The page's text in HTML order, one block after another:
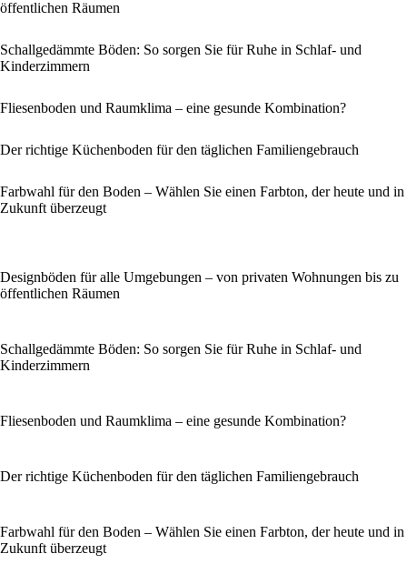
öffentlichen Räumen
Schallgedämmte Böden: So sorgen Sie für Ruhe in Schlaf- und
Kinderzimmern
Fliesenboden und Raumklima – eine gesunde Kombination?
Der richtige Küchenboden für den täglichen Familiengebrauch
Farbwahl für den Boden – Wählen Sie einen Farbton, der heute und in
Zukunft überzeugt
Designböden für alle Umgebungen – von privaten Wohnungen bis zu
öffentlichen Räumen
Schallgedämmte Böden: So sorgen Sie für Ruhe in Schlaf- und
Kinderzimmern
Fliesenboden und Raumklima – eine gesunde Kombination?
Der richtige Küchenboden für den täglichen Familiengebrauch
Farbwahl für den Boden – Wählen Sie einen Farbton, der heute und in
Zukunft überzeugt